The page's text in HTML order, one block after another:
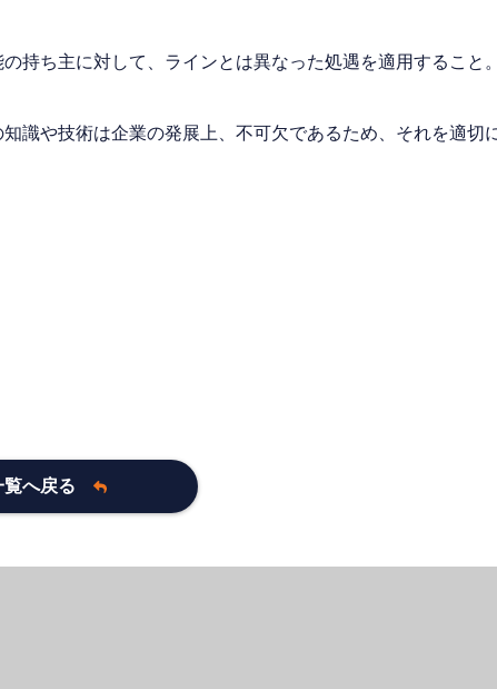
持ち主に対して、ラインとは異なった処遇を適用すること
識や技術は企業の発展上、不可欠であるため、それを適切
覧へ戻る